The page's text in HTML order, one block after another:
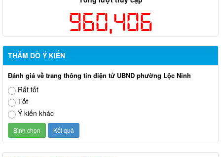
960,406
THĂM DÒ Ý KIẾN
Đánh giá về trang thông tin điện tử UBND phường Lộc Ninh
Rất tốt
Tốt
Ý kiến khác